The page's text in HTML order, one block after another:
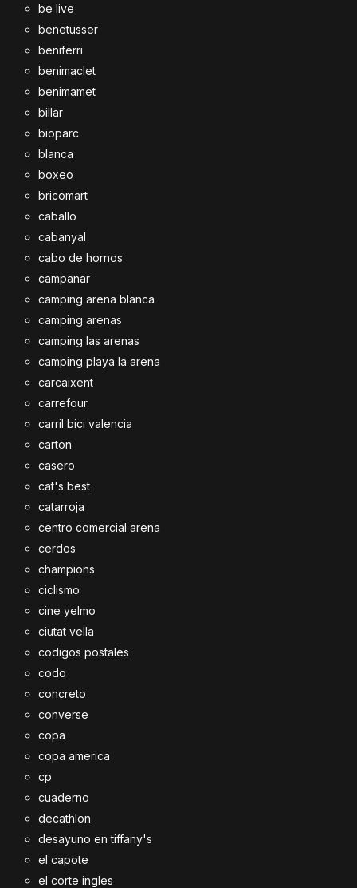
be live
benetusser
beniferri
benimaclet
benimamet
billar
bioparc
blanca
boxeo
bricomart
caballo
cabanyal
cabo de hornos
campanar
camping arena blanca
camping arenas
camping las arenas
camping playa la arena
carcaixent
carrefour
carril bici valencia
carton
casero
cat's best
catarroja
centro comercial arena
cerdos
champions
ciclismo
cine yelmo
ciutat vella
codigos postales
codo
concreto
converse
copa
copa america
cp
cuaderno
decathlon
desayuno en tiffany's
el capote
el corte ingles